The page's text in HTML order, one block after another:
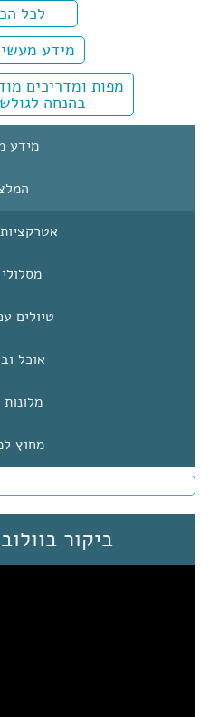
לכל
מידע
מפות ומדריכים
בהנחה
מידע
טיולים
אוכל
מלונות
מחוץ
ביקור